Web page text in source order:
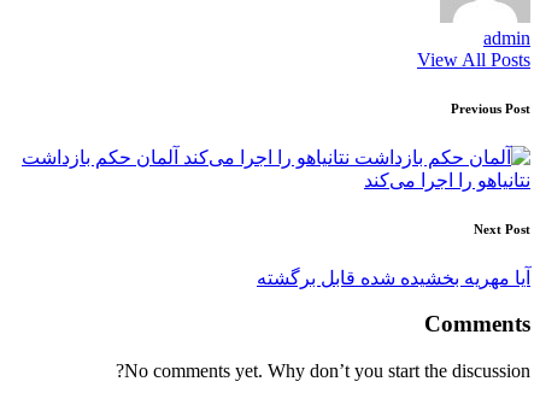
admin
View All Posts
Post
navigation
Previous Post
آلمان حکم بازداشت
نتانیاهو را اجرا مى‌کند
Next Post
آیا مهریه بخشیده شده قابل برگشته
Comments
No comments yet. Why don’t you start the discussion?